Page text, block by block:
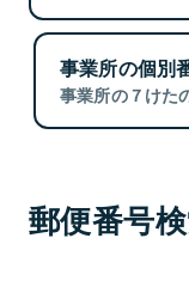
事業所の個別
事業所の７けた
郵便番号